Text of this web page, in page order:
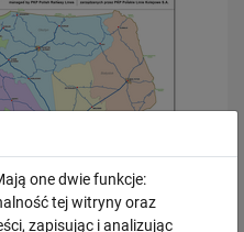
one dwie funkcje:
tej witryny oraz
zapisując i analizując